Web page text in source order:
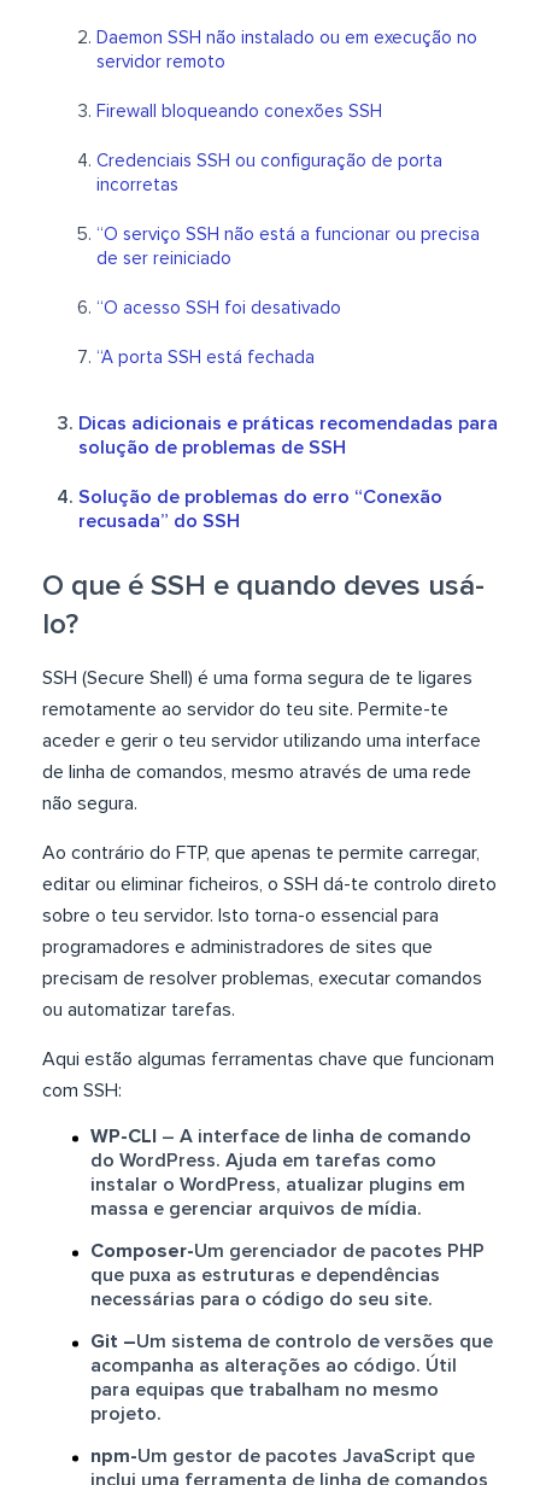
Daemon SSH não instalado ou em execução no
servidor remoto
Firewall bloqueando conexões SSH
Credenciais SSH ou configuração de porta
incorretas
“O serviço SSH não está a funcionar ou precisa
de ser reiniciado
“O acesso SSH foi desativado
“A porta SSH está fechada
Dicas adicionais e práticas recomendadas para
solução de problemas de SSH
Solução de problemas do erro “Conexão
recusada” do SSH
O que é SSH e quando deves usá-
lo?
SSH (Secure Shell) é uma forma segura de te ligares
remotamente ao servidor do teu site. Permite-te
aceder e gerir o teu servidor utilizando uma interface
de linha de comandos, mesmo através de uma rede
não segura.
Ao contrário do FTP, que apenas te permite carregar,
editar ou eliminar ficheiros, o SSH dá-te controlo direto
sobre o teu servidor. Isto torna-o essencial para
programadores e administradores de sites que
precisam de resolver problemas, executar comandos
ou automatizar tarefas.
Aqui estão algumas ferramentas chave que funcionam
com SSH:
WP-CLI
– A interface de linha de comando
do WordPress. Ajuda em tarefas como
instalar o WordPress, atualizar plugins em
massa e gerenciar arquivos de mídia.
Composer-Um gerenciador de pacotes PHP
que puxa as estruturas e dependências
necessárias para o código do seu site.
Git –Um sistema de controlo de versões que
acompanha as alterações ao código. Útil
para equipas que trabalham no mesmo
projeto.
npm-Um gestor de pacotes JavaScript que
inclui uma ferramenta de linha de comandos